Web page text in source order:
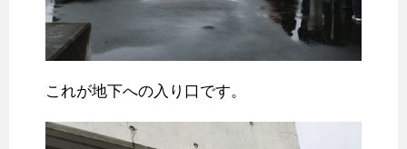
これが地下への入り口です。